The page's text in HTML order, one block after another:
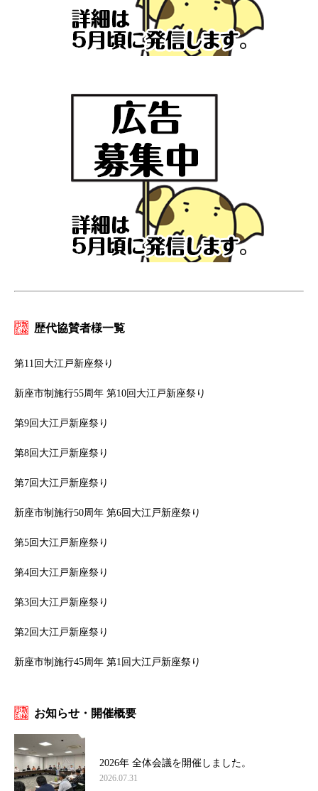
歴代協賛者様一覧
第11回大江戸新座祭り
新座市制施行55周年 第10回大江戸新座祭り
第9回大江戸新座祭り
第8回大江戸新座祭り
第7回大江戸新座祭り
新座市制施行50周年 第6回大江戸新座祭り
第5回大江戸新座祭り
第4回大江戸新座祭り
第3回大江戸新座祭り
第2回大江戸新座祭り
新座市制施行45周年 第1回大江戸新座祭り
お知らせ・開催概要
2026年 全体会議を開催しました。
2026.07.31